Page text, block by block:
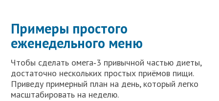
Примеры простого
еженедельного меню
Чтобы сделать омега‑3 привычной частью диеты,
достаточно нескольких простых приёмов пищи.
Приведу примерный план на день, который легко
масштабировать на неделю.